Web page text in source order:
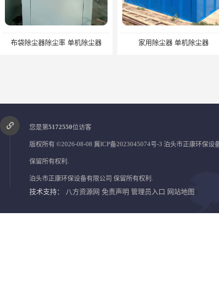
布袋除尘器除尘率 单机除尘器 家用除尘器 单机除尘器
泊头 螺旋输送机 无轴螺旋 污泥螺旋输送机 规格齐全
您是第5172550位访客
版权所有 ©2026-08-08 冀ICP备2023045074号-3 泊头市正康环保设
保留所有权利.
泊头市正康环保设备有限公司 保留所有权利.
技术支持： 八方资源网 免责声明 管理员入口 网站地图